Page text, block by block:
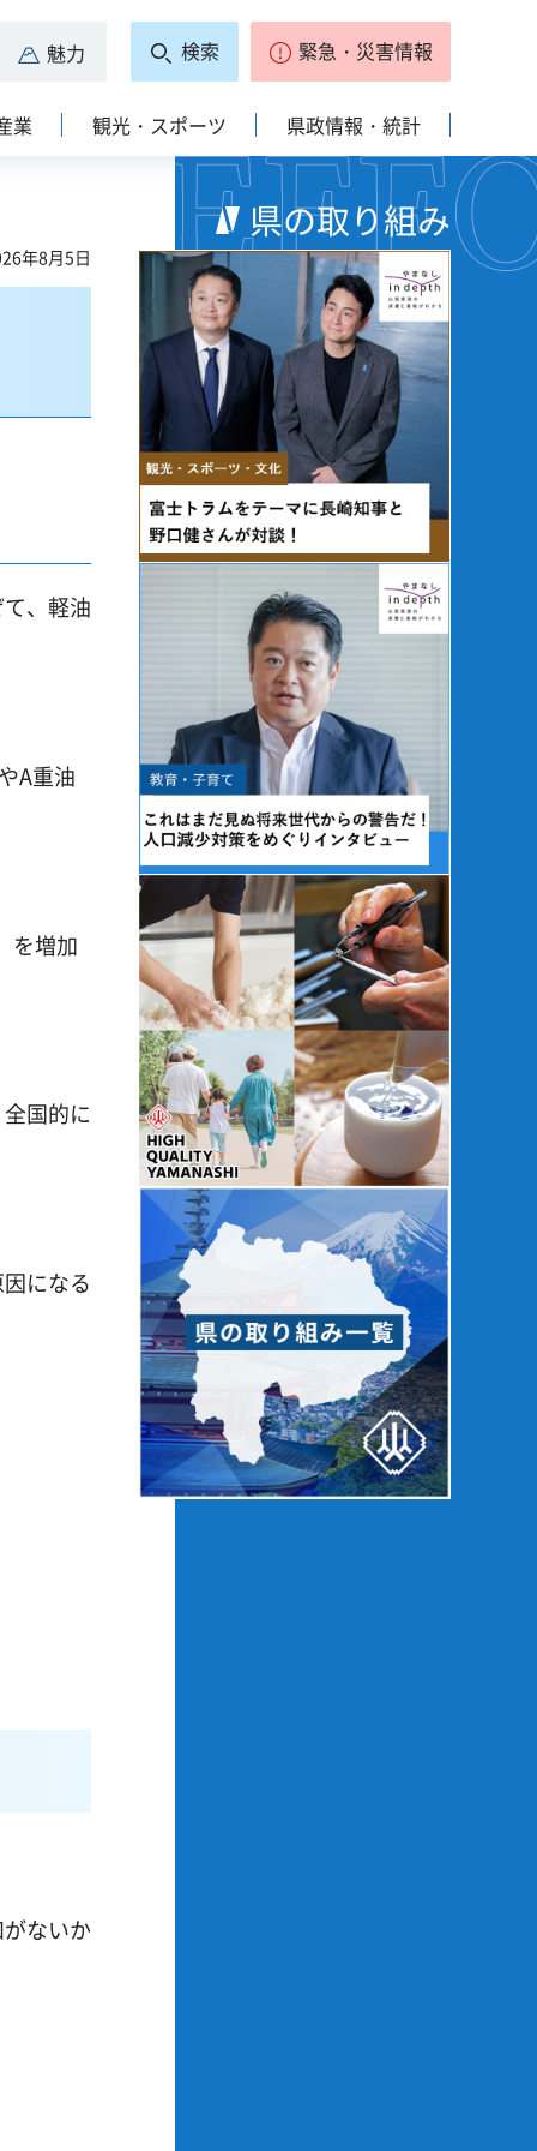
魅力 検索 緊急・災害情報
業 観光・スポーツ 県政情報・統計
年8月5日
、軽油
A重油
を増加
国的に
になる
ないか
県の取り組み